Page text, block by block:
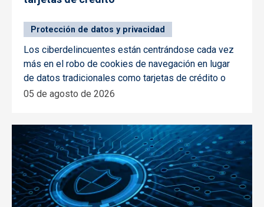
Protección de datos y privacidad
Los ciberdelincuentes están centrándose cada vez
más en el robo de cookies de navegación en lugar
de datos tradicionales como tarjetas de crédito o
05 de agosto de 2026